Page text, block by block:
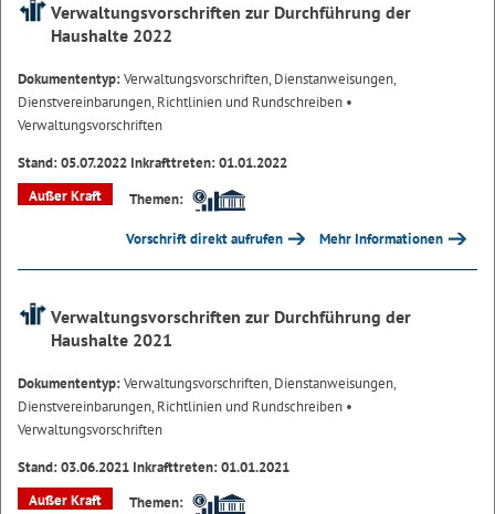
Verwaltungsvorschriften zur Durchführung der
Haushalte 2022
Dokumententyp:Verwaltungsvorschriften, Dienstanweisungen,
Dienstvereinbarungen, Richtlinien und Rundschreiben •
Verwaltungsvorschriften
Stand: 05.07.2022 Inkrafttreten: 01.01.2022
Außer Kraft
Themen:
Vorschrift direkt aufrufen Mehr Informationen
Verwaltungsvorschriften zur Durchführung der
Haushalte 2021
Dokumententyp:Verwaltungsvorschriften, Dienstanweisungen,
Dienstvereinbarungen, Richtlinien und Rundschreiben •
Verwaltungsvorschriften
Stand: 03.06.2021 Inkrafttreten: 01.01.2021
Außer Kraft
Themen: